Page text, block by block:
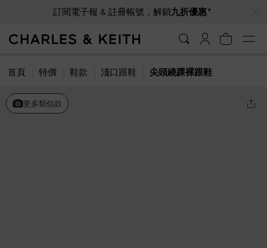
訂閱電子報 & 註冊帳號，解鎖九折優惠*
首頁 特價 鞋款 淺口跟鞋 尖頭繞踝裸跟鞋
更多類似款